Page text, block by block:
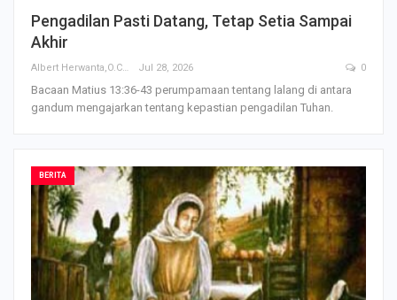
Pengadilan Pasti Datang, Tetap Setia Sampai
Akhir
Albert Herwanta,O.Carm Jul 28, 2026 0
Bacaan Matius 13:36-43 perumpamaan tentang lalang di antara
gandum mengajarkan tentang kepastian pengadilan Tuhan.
BERITA